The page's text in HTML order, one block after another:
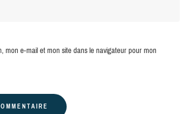
mon e-mail et mon site dans le navigateur pour mon